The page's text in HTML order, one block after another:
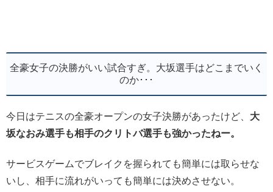
全豪女子の決勝がいい試合すぎ。大坂選手はどこまでいく
のか･･･
今日はテニスの全豪オープンの女子決勝があったけど、 大
坂なおみ選手も相手のクリトバ選手も強かったねー。
サービスゲームでブレイクを握られても簡単には取らせな
いし、相手に流れがいっても簡単には決めさせない。